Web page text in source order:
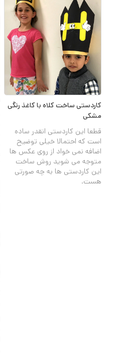
کاردستی ساخت کلاه با کاغذ رنگی
مشکی
قطعا این کاردستی انقدر ساده
است که احتمالا خیلی توضیح
اضافه نمی خواد از روی عکس ها
متوجه می شوید روش ساخت
این کاردستی ها به چه صورتی
هست.